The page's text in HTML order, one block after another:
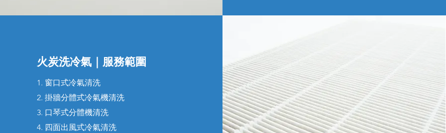
火炭洗冷氣｜服務範圍
1. 窗口式冷氣清洗
2. 掛牆分體式冷氣機清洗
3. 口琴式分體機清洗
4. 四面出風式冷氣清洗